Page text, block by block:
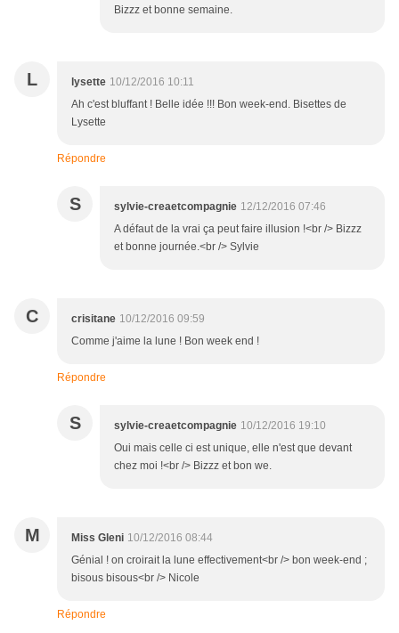
Bizzz et bonne semaine.
L lysette 10/12/2016 10:11
Ah c'est bluffant ! Belle idée !!! Bon week-end. Bisettes de
Lysette
Répondre
S sylvie-creaetcompagnie 12/12/2016 07:46
A défaut de la vrai ça peut faire illusion !<br /> Bizzz
et bonne journée.<br /> Sylvie
C crisitane 10/12/2016 09:59
Comme j'aime la lune ! Bon week end !
Répondre
S sylvie-creaetcompagnie 10/12/2016 19:10
Oui mais celle ci est unique, elle n'est que devant
chez moi !<br /> Bizzz et bon we.
M Miss Gleni 10/12/2016 08:44
Génial ! on croirait la lune effectivement<br /> bon week-end ;
bisous bisous<br /> Nicole
Répondre